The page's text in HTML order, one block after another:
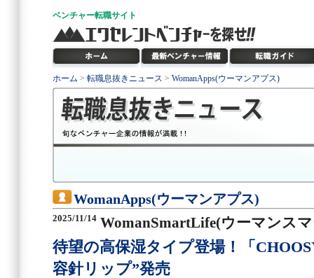
ベンチャー転職サイト
ホーム > 転職息抜きニュース > WomanApps(ウーマンアプス)
WomanApps(ウーマンアプス)
2025/11/14 WomanSmartLife(ウーマンス
待望の高保湿タイプ登場！「
容針リップ”発売